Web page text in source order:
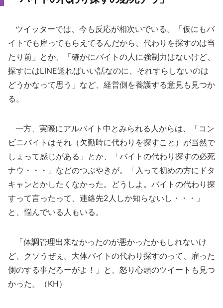
ツイッターでは、今も反応が相次いでいる。「仮にもバ
イトでも雇ってもらえてるんだから、代わりを探すのは当
たり前」とか、「確かにバイトの人に強制力はないけど、
探すにはLINE送ればいい話なのに、それすらしないのは
どうかなって思う」など、経営側を養護する意見も見つか
る。
一方、実際にアルバイト中とみられる人からは、「コン
ビニバイトはそれ（欠勤時に代わりを探すこと）が当然で
しょって感じがある」とか、「バイトの代わり探すの必死
ナウ・・・」などのつぶやきが。「入って初めの方にドタ
キャンとかしたくなかった。どうしよ。バイトの代わり探
すって言ったって、連絡先2人しか知らないし・・・」
と、悩んでいる人もいる。
「体調管理出来なかったのが悪かったかもしれないけ
ど、クソうぜぇ。大体バイトの代わり探すのって、雇った
側のする事だろーがよ！」と、怒り心頭のツイートも見つ
かった。（KH）